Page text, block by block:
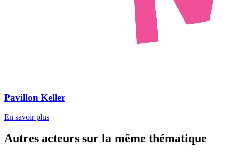
Pavillon Keller
En savoir plus
Autres acteurs sur la même thématique